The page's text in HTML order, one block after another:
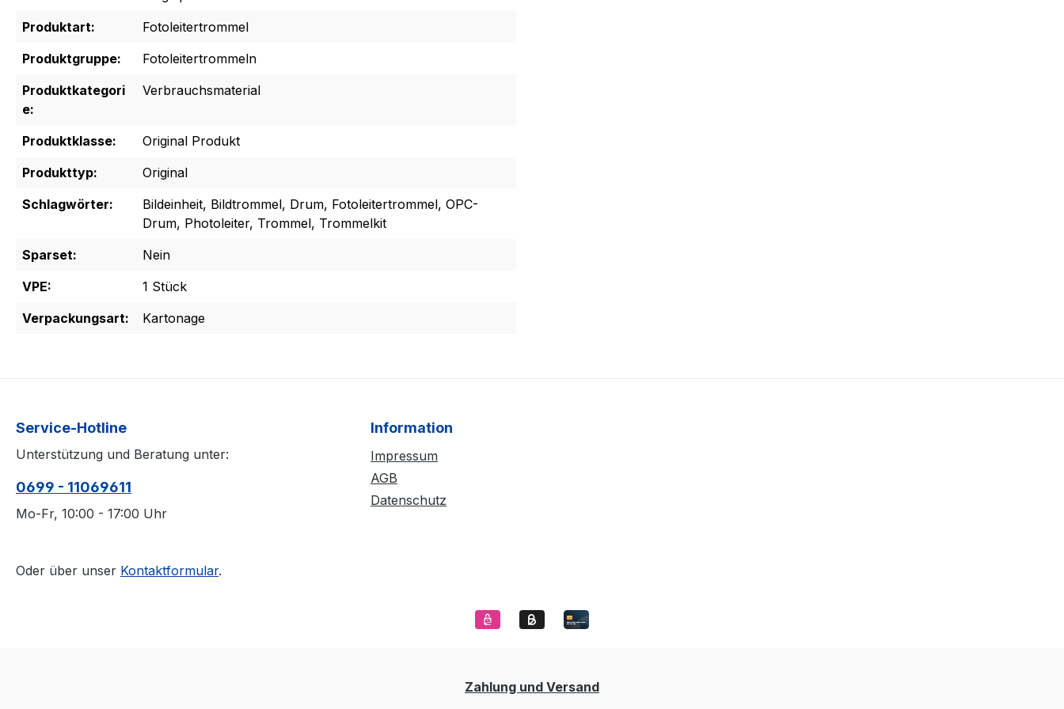
Produktart:
Fotoleitertrommel
Produktgruppe:
Fotoleitertrommeln
Produktkategori
e:
Verbrauchsmaterial
Produktklasse:
Original Produkt
Produkttyp:
Original
Schlagwörter:
Bildeinheit, Bildtrommel, Drum, Fotoleitertrommel, OPC-
Drum, Photoleiter, Trommel, Trommelkit
Sparset:
Nein
VPE:
1 Stück
Verpackungsart:
Kartonage
Service-Hotline
Unterstützung und Beratung unter:
0699 - 11069611
Mo-Fr, 10:00 - 17:00 Uhr
Oder über unser Kontaktformular.
Information
Impressum
AGB
Datenschutz
Zahlung und Versand